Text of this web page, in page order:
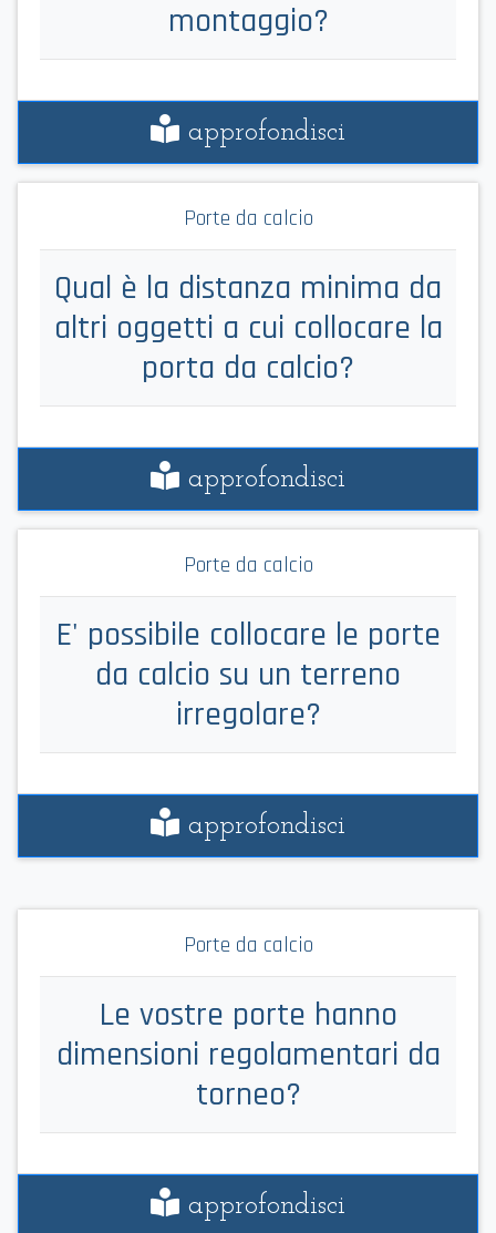
montaggio?
approfondisci
Porte da calcio
Qual è la distanza minima da
altri oggetti a cui collocare la
porta da calcio?
approfondisci
Porte da calcio
E' possibile collocare le porte
da calcio su un terreno
irregolare?
approfondisci
Porte da calcio
Le vostre porte hanno
dimensioni regolamentari da
torneo?
approfondisci